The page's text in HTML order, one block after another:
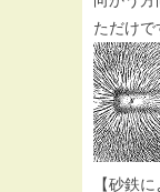
ただけで
【砂鉄